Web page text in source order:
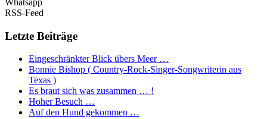
RSS-Feed
Letzte Beiträge
Eingeschränkter Blick übers Meer …
Bonnie Bishop ( Country-Rock-Singer-Songwriterin aus
Texas )
Es braut sich was zusammen … !
Hoher Besuch …
Auf den Hund gekommen …